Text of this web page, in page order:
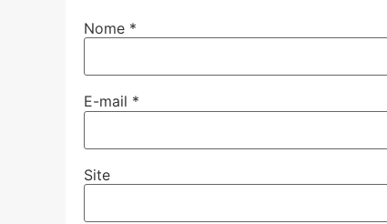
Nome *
E-mail *
Site